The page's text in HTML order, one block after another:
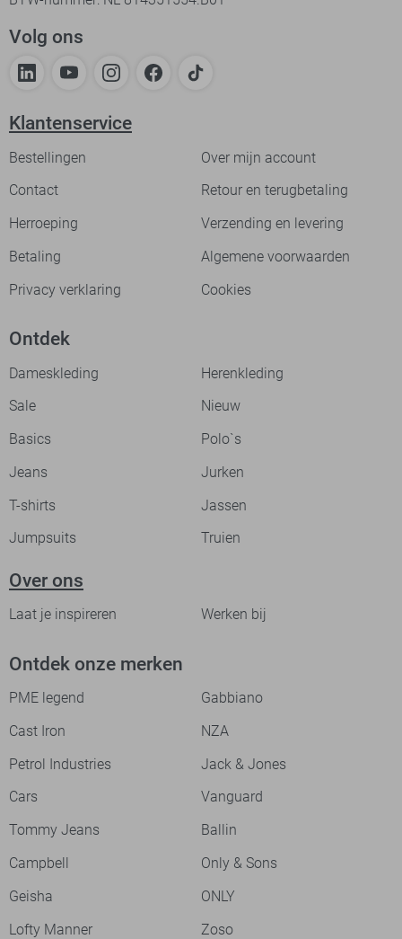
Volg ons
Klantenservice
Bestellingen
Over mijn account
Contact
Retour en terugbetaling
Herroeping
Verzending en levering
Betaling
Algemene voorwaarden
Privacy verklaring
Cookies
Ontdek
Dameskleding
Herenkleding
Sale
Nieuw
Basics
Polo`s
Jeans
Jurken
T-shirts
Jassen
Jumpsuits
Truien
Over ons
Laat je inspireren Werken bij
Ontdek onze merken
PME legend
Gabbiano
Cast Iron
NZA
Petrol Industries
Jack & Jones
Cars
Vanguard
Tommy Jeans
Ballin
Campbell
Only & Sons
Geisha
ONLY
Lofty Manner
Zoso